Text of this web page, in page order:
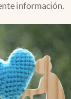
información.